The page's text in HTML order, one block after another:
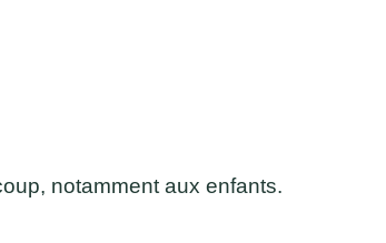
notamment aux enfants.